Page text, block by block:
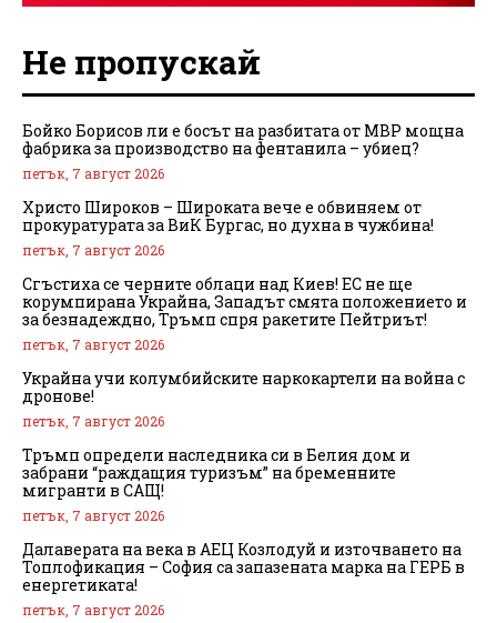
Не пропускай
Бойко Борисов ли е босът на разбитата от МВР мощна
фабрика за производство на фентанила – убиец?
петък, 7 август 2026
Христо Широков – Широката вече е обвиняем от
прокуратурата за ВиК Бургас, но духна в чужбина!
петък, 7 август 2026
Сгъстиха се черните облаци над Киев! ЕС не ще
корумпирана Украйна, Западът смята положението и
за безнадеждно, Тръмп спря ракетите Пейтриът!
петък, 7 август 2026
Украйна учи колумбийските наркокартели на война с
дронове!
петък, 7 август 2026
Тръмп определи наследника си в Белия дом и
забрани “раждащия туризъм” на бременните
мигранти в САЩ!
петък, 7 август 2026
Далаверата на века в АЕЦ Козлодуй и източването на
Топлофикация – София са запазената марка на ГЕРБ в
енергетиката!
петък, 7 август 2026